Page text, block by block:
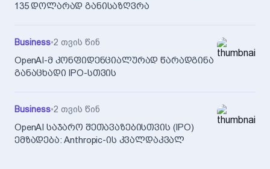
135 დოლარად განისაზღვრა
Business•2 თვის წინ
OpenAI-მ კონფიდენციალურად წარადგინა
განაცხადი IPO-სთვის
Business•2 თვის წინ
OpenAI საჯარო შეთავაზებისთვის (IPO)
ემზადება: Anthropic-ის კვალდაკვალ